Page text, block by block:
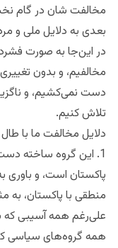
مخالفت شان در گام
بعدی به دلایل ملی و
در این‌جا به صورت
مخالفیم، و بدون
دست نمی‌کشیم، و
تلاش کنیم.
دلایل مخالفت ما با
1. این گروه ساخته
پاکستان است، و باوری
منطقی با پاکستان، به
علی‌رغم همه آسیبی
همه گروه‌های سیاسی